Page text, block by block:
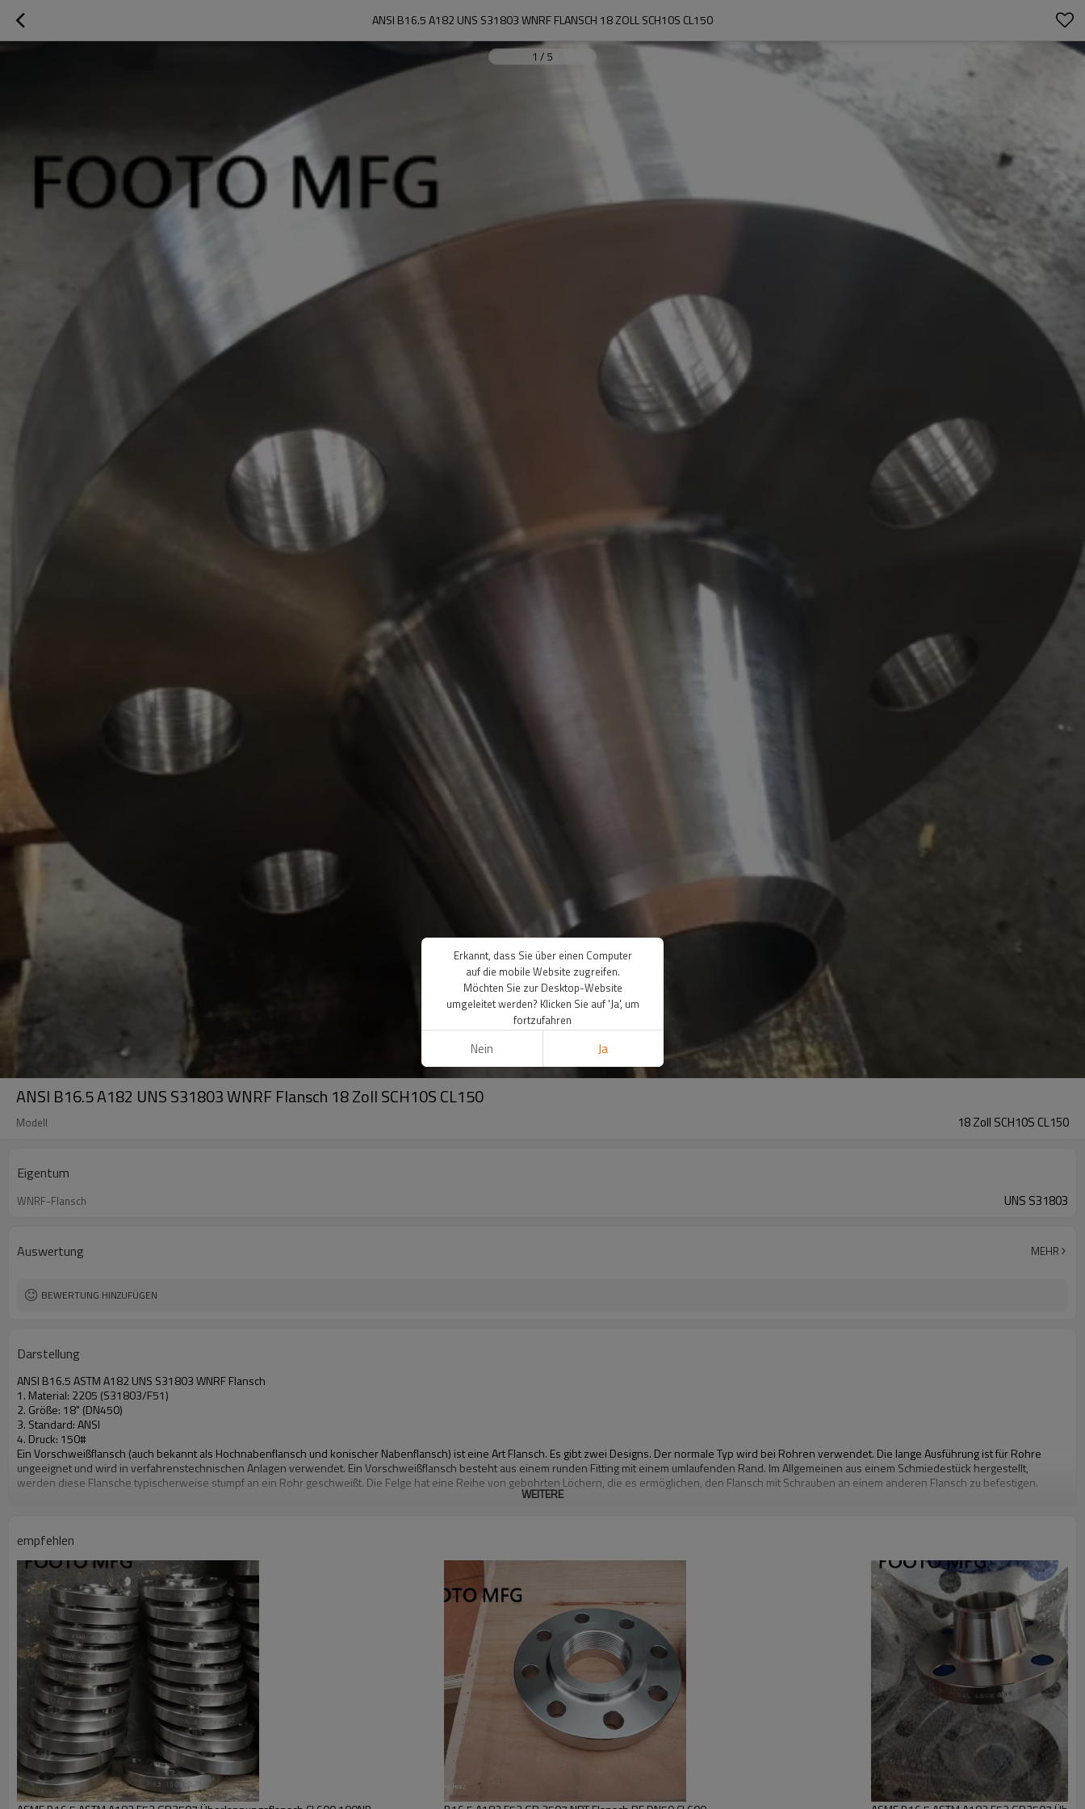
ANSI B16.5 A182 UNS S31803 WNRF FLANSCH 18 ZOLL SCH10S CL150
1 / 5
ANSI B16.5 A182 UNS S31803 WNRF Flansch 18 Zoll SCH10S CL150
Modell 18 Zoll SCH10S CL150
Eigentum
WNRF-Flansch UNS S31803
Auswertung MEHR
BEWERTUNG HINZUFÜGEN
Darstellung
ANSI B16.5 ASTM A182 UNS S31803 WNRF Flansch
1. Material: 2205 (S31803/F51)
2. Größe: 18" (DN450)
3. Standard:ANSI
4. Druck: 150#
Ein Vorschweißflansch (auch bekannt als Hochnabenflansch und konischer Nabenflansch) ist eine Art Flansch. Es gibt zwei Designs. Der normale Typ wird bei Rohren verwendet. Die lange Ausführung ist für Rohre
ungeeignet und wird in verfahrenstechnischen Anlagen verwendet. Ein Vorschweißflansch besteht aus einem runden Fitting mit einem umlaufenden Rand. Im Allgemeinen aus einem Schmiedestück hergestellt,
werden diese Flansche typischerweise stumpf an ein Rohr geschweißt. Die Felge hat eine Reihe von gebohrten Löchern, die es ermöglichen, den Flansch mit Schrauben an einem anderen Flansch zu befestigen.
WEITERE
empfehlen
Erkannt, dass Sie über einen Computer
auf die mobile Website zugreifen.
Möchten Sie zur Desktop-Website
umgeleitet werden? Klicken Sie auf 'Ja', um
fortzufahren
Nein Ja